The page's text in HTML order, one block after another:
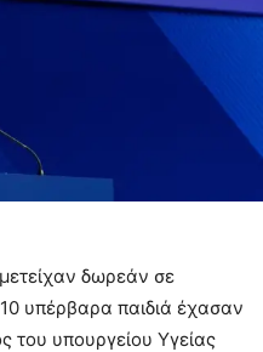
δωρεάν σε
υπέρβαρα παιδιά έχασαν
του υπουργείου Υγείας